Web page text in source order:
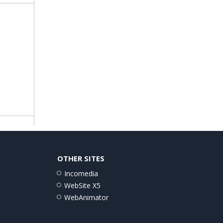
OTHER SITES
Incomedia
WebSite X5
WebAnimator